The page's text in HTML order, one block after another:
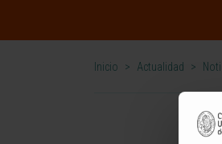
Inicio > Actualidad >